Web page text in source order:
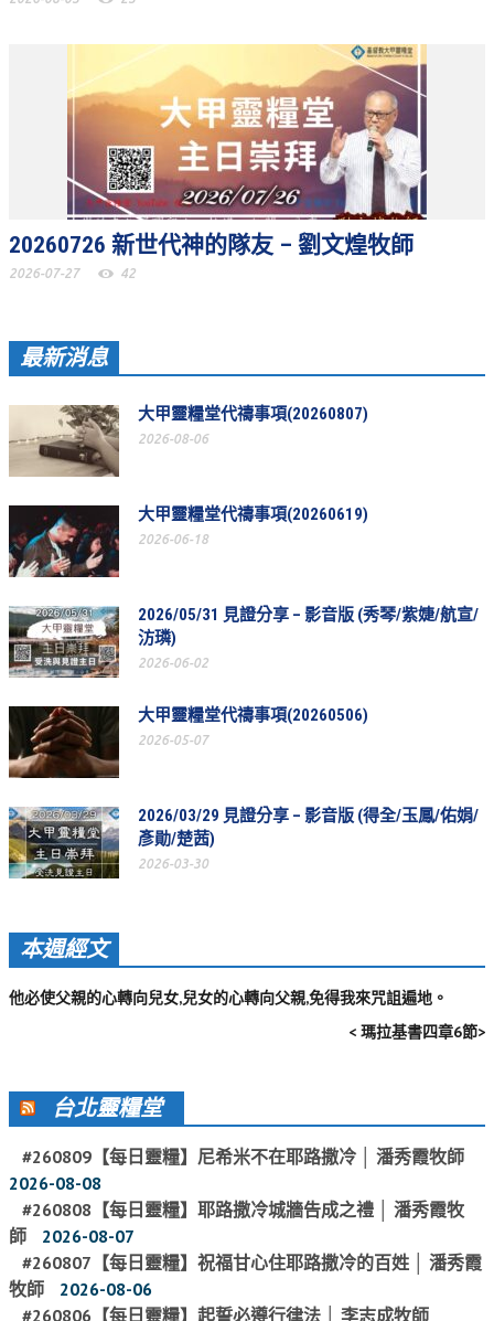
聚會剪影_2015年
聚會剪影_2014年
聚會剪影_2013年
教會節慶
教會節慶_2026年
教會節慶_2025年
教會節慶_2023年
教會節慶_2021年
教會節慶_2020年
教會節慶_2019年
教會節慶_2018年
教會節慶_2016年
教會節慶_2015年
教會節慶_2014年
教會節慶_2013年
活動影音_2026年
活動影音_2025年
活動影音_2023年
活動影音_2022年
活動影音_2019年
活動影音_2018年
活動影音_2017年
活動影音_2016年
活動影音_2015年
20260726 新世代神的隊友 – 劉文煌牧師
2026-07-27 42
最新消息
大甲靈糧堂代禱事項(20260807)
2026-08-06
大甲靈糧堂代禱事項(20260619)
2026-06-18
2026/05/31 見證分享 – 影音版 (秀琴/紫婕/航宣/
汸璘)
2026-06-02
大甲靈糧堂代禱事項(20260506)
2026-05-07
2026/03/29 見證分享 – 影音版 (得全/玉鳳/佑娟/
彥勛/楚茜)
2026-03-30
本週經文
他必使父親的心轉向兒女,兒女的心轉向父親,免得我來咒詛遍地。
< 瑪拉基書四章6節>
台北靈糧堂
#260809【每日靈糧】尼希米不在耶路撒冷 │ 潘秀霞牧師
2026-08-08
#260808【每日靈糧】耶路撒冷城牆告成之禮 │ 潘秀霞牧
師
2026-08-07
#260807【每日靈糧】祝福甘心住耶路撒冷的百姓 │ 潘秀霞
牧師
2026-08-06
#260806【每日靈糧】起誓必遵行律法 │ 李志成牧師